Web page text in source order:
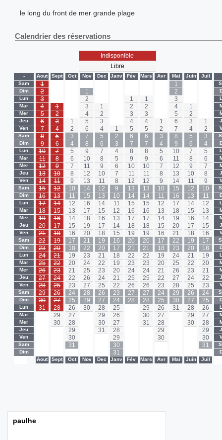
le long du front de mer grande plage
Calendrier des réservations
Indisponible
Libre
-
Sam
Dim
Lun
Mar
Mer
Jeu
Ven
Sam
Dim
Lun
Mar
Mer
Jeu
Ven
Sam
Dim
Lun
Mar
Mer
Jeu
Ven
Sam
Dim
Lun
Mar
Mer
Jeu
Ven
Sam
Dim
Lun
Mar
Mer
Jeu
Ven
Sam
Dim
Aout
1
2
3
4
5
6
7
8
9
10
11
12
13
14
15
16
17
18
19
20
21
22
23
24
25
26
27
28
29
30
31
Aout
Sept
1
2
3
4
5
6
7
8
9
10
11
12
13
14
15
16
17
18
19
20
21
22
23
24
25
26
27
28
29
30
Sept
Oct
1
2
3
4
5
6
7
8
9
10
11
12
13
14
15
16
17
18
19
20
21
22
23
24
25
26
27
28
29
30
31
Oct
Nov
1
2
3
4
5
6
7
8
9
10
11
12
13
14
15
16
17
18
19
20
21
22
23
24
25
26
27
28
29
30
Nov
Dec
1
2
3
4
5
6
7
8
9
10
11
12
13
14
15
16
17
18
19
20
21
22
23
24
25
26
27
28
29
30
31
Dec
Janv
1
2
3
4
5
6
7
8
9
10
11
12
13
14
15
16
17
18
19
20
21
22
23
24
25
26
27
28
29
30
31
Janv
Fév
1
2
3
4
5
6
7
8
9
10
11
12
13
14
15
16
17
18
19
20
21
22
23
24
25
26
27
28
Fév
Mars
1
2
3
4
5
6
7
8
9
10
11
12
13
14
15
16
17
18
19
20
21
22
23
24
25
26
27
28
29
30
31
Mars
Avr
1
2
3
4
5
6
7
8
9
10
11
12
13
14
15
16
17
18
19
20
21
22
23
24
25
26
27
28
29
30
Avr
Mai
1
2
3
4
5
6
7
8
9
10
11
12
13
14
15
16
17
18
19
20
21
22
23
24
25
26
27
28
29
30
31
Mai
Juin
1
2
3
4
5
6
7
8
9
10
11
12
13
14
15
16
17
18
19
20
21
22
23
24
25
26
27
28
29
30
Juin
Juil
1
2
3
4
5
6
7
8
9
10
11
12
13
14
15
16
17
18
19
20
21
22
23
24
25
26
27
28
29
30
31
Juil
paulhe